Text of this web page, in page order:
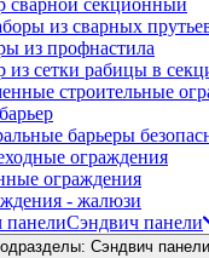
сварной секционный
из сварных
из профнастила
из сетки рабицы в
строительные
барьеры
ограждения
ограждения
- жалюзи
Сэндвич панели
Сэндвич панели